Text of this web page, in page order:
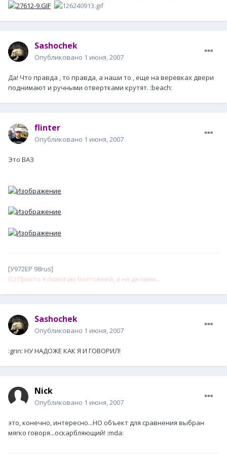
Sashochek
Опубликовано 1 июня, 2007
Да! Что правда , то правда, а наши то , еще на веревках двери
поднимают и ручными отвертками крутят. :beach:
flinter
Опубликовано 1 июня, 2007
Это ВАЗ
[У972ЕР 98rus]
(С) Просто я помогаю болтовней, а не делами...
Sashochek
Опубликовано 1 июня, 2007
:grin: НУ НАДОЖЕ КАК Я И ГОВОРИЛ!
Nick
Опубликовано 1 июня, 2007
это, конечно, интересно...НО объект для сравнения выбран
мягко говоря...оскарбляющий! :mda: